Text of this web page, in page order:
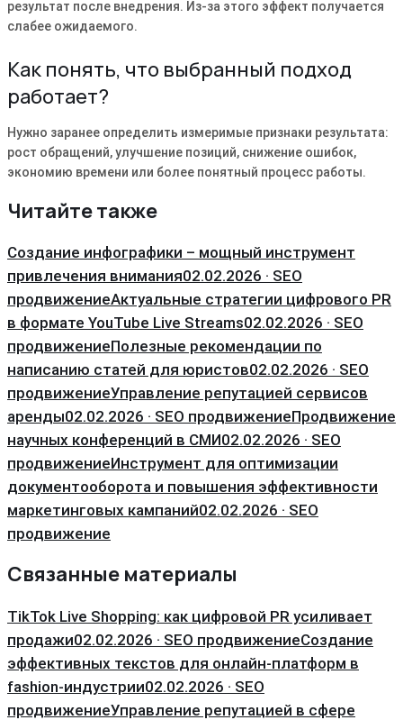
результат после внедрения. Из-за этого эффект получается
слабее ожидаемого.
Как понять, что выбранный подход
работает?
Нужно заранее определить измеримые признаки результата:
рост обращений, улучшение позиций, снижение ошибок,
экономию времени или более понятный процесс работы.
Читайте также
Создание инфографики – мощный инструмент
привлечения внимания02.02.2026 · SEO
продвижениеАктуальные стратегии цифрового PR
в формате YouTube Live Streams02.02.2026 · SEO
продвижениеПолезные рекомендации по
написанию статей для юристов02.02.2026 · SEO
продвижениеУправление репутацией сервисов
аренды02.02.2026 · SEO продвижениеПродвижение
научных конференций в СМИ02.02.2026 · SEO
продвижениеИнструмент для оптимизации
документооборота и повышения эффективности
маркетинговых кампаний02.02.2026 · SEO
продвижение
Связанные материалы
TikTok Live Shopping: как цифровой PR усиливает
продажи02.02.2026 · SEO продвижениеСоздание
эффективных текстов для онлайн-платформ в
fashion-индустрии02.02.2026 · SEO
продвижениеУправление репутацией в сфере